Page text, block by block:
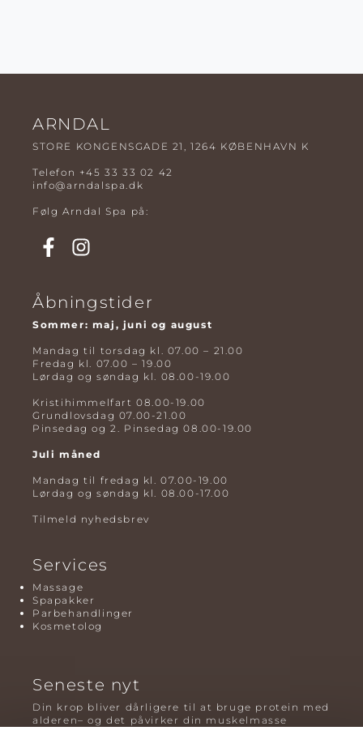
ARNDAL
STORE KONGENSGADE 21, 1264 KØBENHAVN K
Telefon +45 33 33 02 42
info@arndalspa.dk
Følg Arndal Spa på:
Åbningstider
Sommer: maj, juni og august
Mandag til torsdag kl. 07.00 – 21.00
Fredag kl. 07.00 – 19.00
Lørdag og søndag kl. 08.00-19.00
Kristihimmelfart 08.00-19.00
Grundlovsdag 07.00-21.00
Pinsedag og 2. Pinsedag 08.00-19.00
Juli måned
Mandag til fredag kl. 07.00-19.00
Lørdag og søndag kl. 08.00-17.00
Tilmeld nyhedsbrev
Services
Massage
Spapakker
Parbehandlinger
Kosmetolog
Seneste nyt
Din krop bliver dårligere til at bruge protein med
alderen– og det påvirker din muskelmasse